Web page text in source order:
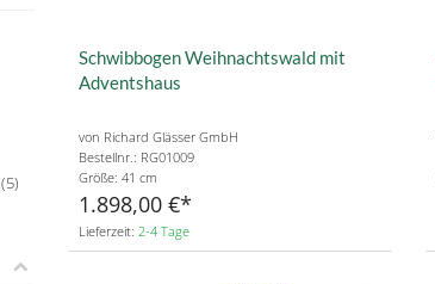
(5)
Schwibbogen Weihnachtswald mit
Adventshaus
von Richard Glässer GmbH
Bestellnr.: RG01009
Größe: 41 cm
1.898,00 €
Lieferzeit: 2-4 Tage